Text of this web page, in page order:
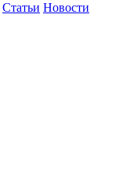
Статьи Новости